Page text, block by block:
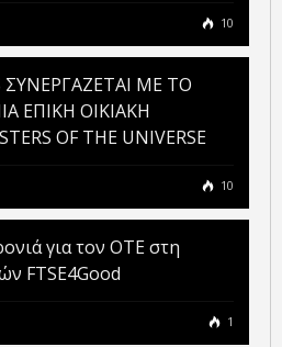
10
ΣΥΝΕΡΓΑΖΕΤΑΙ ΜΕ ΤΟ
ΕΠΙΚΗ ΟΙΚΙΑΚΗ
OF THE UNIVERSE
10
για τον ΟΤΕ στη
FTSE4Good
1